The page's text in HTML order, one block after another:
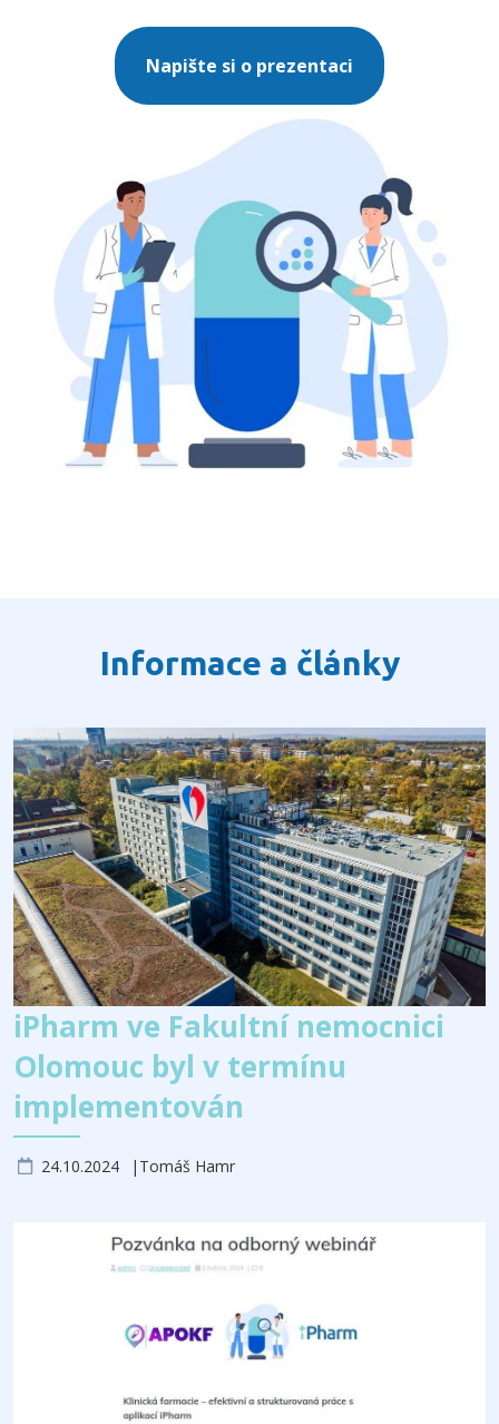
Napište si o prezentaci
Informace a články
iPharm ve Fakultní nemocnici
Olomouc byl v termínu
implementován
24.10.2024 Tomáš Hamr